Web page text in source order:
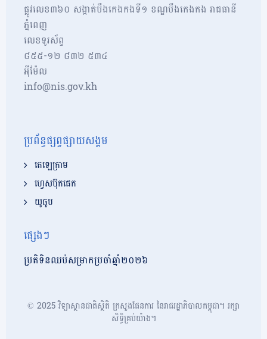
ផ្លូវលេខ៣៦០ សង្កាត់បឹងកេងកងទី១ ខណ្ឌបឹងកេងកង រាជធានី
ភ្នំពេញ
លេខទូរស័ព្ទ
៨៥៥-១២​​ ៨៣២ ៥៣៤
អុីម៉ែល
info@nis.gov.kh
ប្រព័ន្ធផ្សព្វផ្សាយសង្គម
តេឡេក្រាម
ហ្វេសប៊ុកផេក
យូធូប
ផ្សេងៗ
ប្រតិទិនឈប់សម្រាកប្រចាំឆ្នាំ២០២៦
© 2025 វិទ្យាស្ថានជាតិស្ថិតិ ក្រសួងផែនការ នៃរាជរដ្ឋាភិបាលកម្ពុជា។ រក្សា
សិទ្ធិគ្រប់យ៉ាង។